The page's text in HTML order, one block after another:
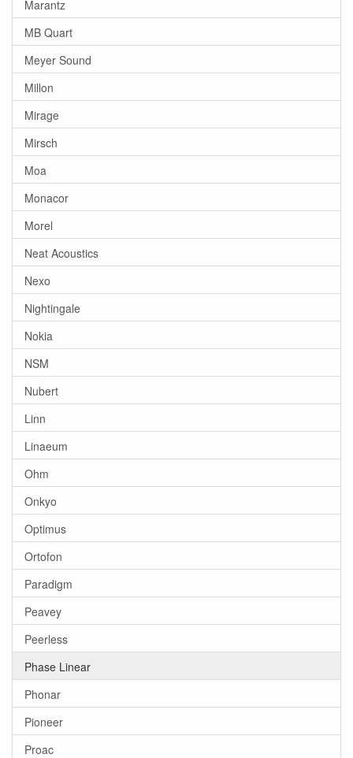
Marantz
MB Quart
Meyer Sound
Millon
Mirage
Mirsch
Moa
Monacor
Morel
Neat Acoustics
Nexo
Nightingale
Nokia
NSM
Nubert
Linn
Linaeum
Ohm
Onkyo
Optimus
Ortofon
Paradigm
Peavey
Peerless
Phase Linear
Phonar
Pioneer
Proac